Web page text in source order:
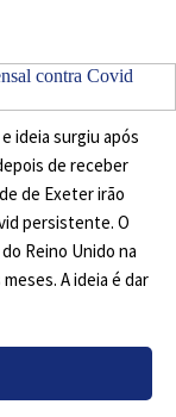
ideia surgiu após
de receber
de Exeter irão
persistente. O
Reino Unido na
A ideia é dar